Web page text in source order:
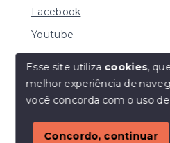
Olá! Estamos
Facebook
Youtube
© Copyright 2026 - I URBE
IMOBILIÁRIA | CRECI 33.934
SITE PARA IMOBILIARIA
Esse site utiliza cookies,
melhor experiência de
você concorda com o uso de
Concordo, continuar